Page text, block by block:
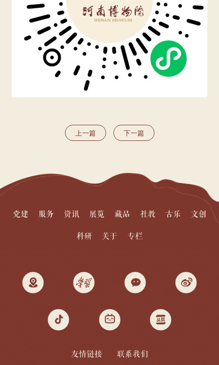
上一篇 下一篇
党建 服务 资讯 展览 藏品 社教 古乐 文创
科研 关于 专栏
友情链接 联系我们